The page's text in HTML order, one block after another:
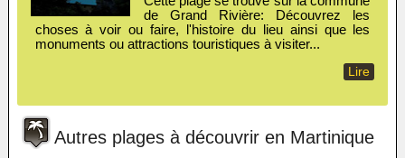
de Grand Rivière: Découvrez les
choses à voir ou faire, l'histoire du lieu ainsi que les
monuments ou attractions touristiques à visiter...
Lire
Autres plages à découvrir en Martinique